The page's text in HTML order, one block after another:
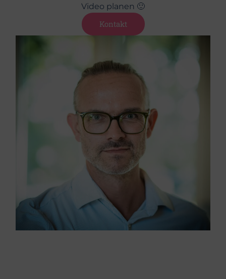
Video planen 🙂
Kontakt